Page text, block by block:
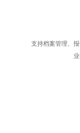
支持档案管理、